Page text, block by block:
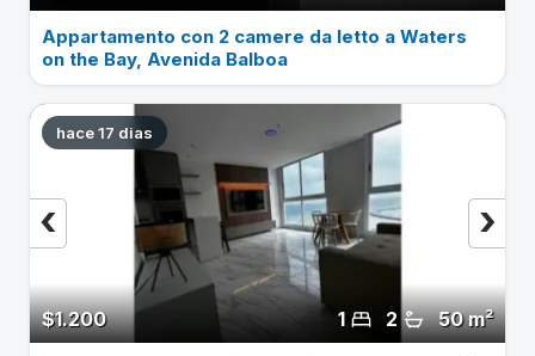
Appartamento con 2 camere da letto a Waters
on the Bay, Avenida Balboa
hace 17 dias
$1.200 50 m²
2
1
›
‹